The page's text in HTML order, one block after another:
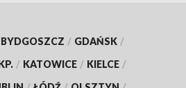
BYDGOSZCZ / GDAŃSK /
/ KATOWICE / KIELCE /